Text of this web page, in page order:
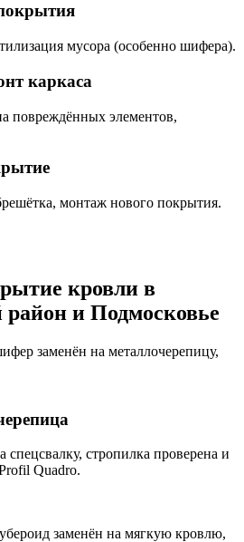
мусора (особенно шифера).
каркаса
повреждённых элементов,
монтаж нового покрытия.
кровли в
и Подмосковье
стропилка проверена и
Quadro.